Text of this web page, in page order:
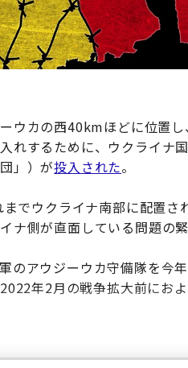
ウカの西40kmほどに位置
れするために、ウクライナ
」）が投入された。
でウクライナ南部に配置
ナ側が直面している問題の
のアウジーウカ守備隊を今
年2月の戦争拡大前にお